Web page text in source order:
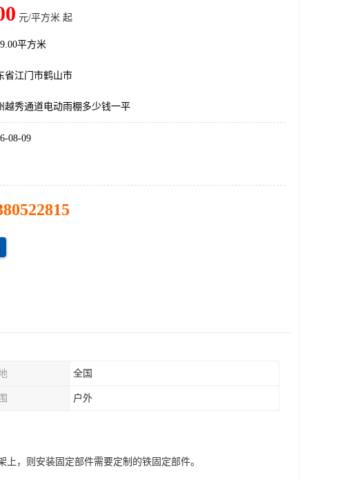
元/平方米 起
平方米
省江门市鹤山市
越秀通道电动雨棚多少钱一平
08-09
全国
户外
，则安装固定部件需要定制的铁固定部件。